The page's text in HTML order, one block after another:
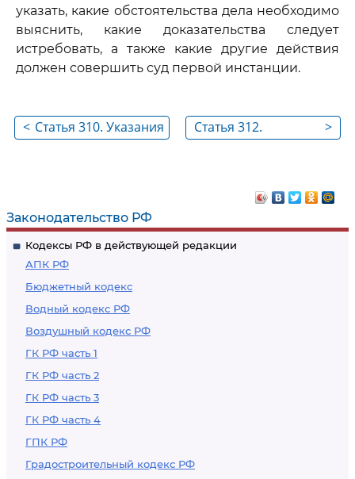
Законодательство РФ
Кодексы РФ в действующей редакции
АПК РФ
Бюджетный кодекс
Водный кодекс РФ
Воздушный кодекс РФ
ГК РФ часть 1
ГК РФ часть 2
ГК РФ часть 3
ГК РФ часть 4
ГПК РФ
Градостроительный кодекс РФ
указать, какие обстоятельства дела необходимо
выяснить, какие доказательства следует
истребовать, а также какие другие действия
должен совершить суд первой инстанции.
< Статья 310. Указания
являющееся
основанием к
отмене решения
>
Статья 312.
кассационной
инстанции